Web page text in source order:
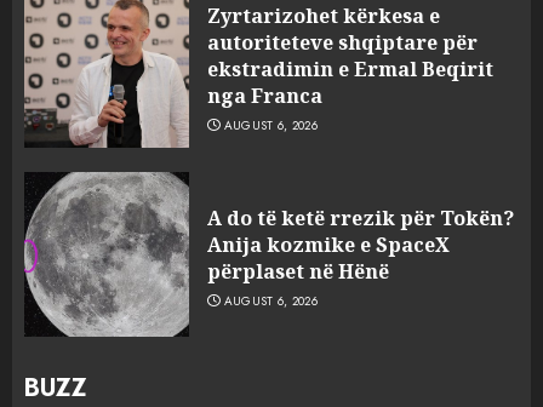
Zyrtarizohet kërkesa e
autoriteteve shqiptare për
ekstradimin e Ermal Beqirit
nga Franca
AUGUST 6, 2026
A do të ketë rrezik për Tokën?
Anija kozmike e SpaceX
përplaset në Hënë
AUGUST 6, 2026
BUZZ